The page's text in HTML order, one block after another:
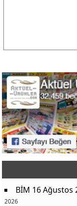
BİM 16
2026